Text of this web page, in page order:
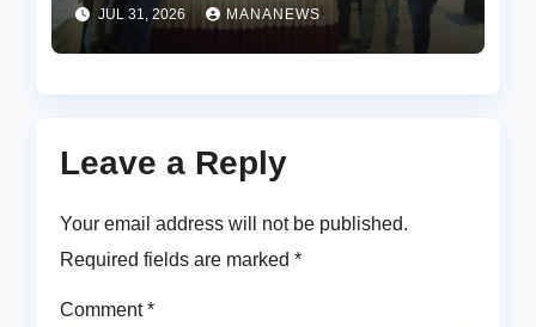
JUL 31, 2026 MANANEWS
Leave a Reply
Your email address will not be published.
Required fields are marked *
Comment*